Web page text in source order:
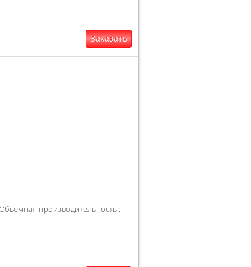
Заказать
производительность :